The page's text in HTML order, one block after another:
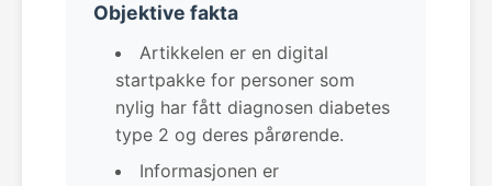
Objektive fakta
Artikkelen er en digital
startpakke for personer som
nylig har fått diagnosen diabetes
type 2 og deres pårørende.
Informasjonen er